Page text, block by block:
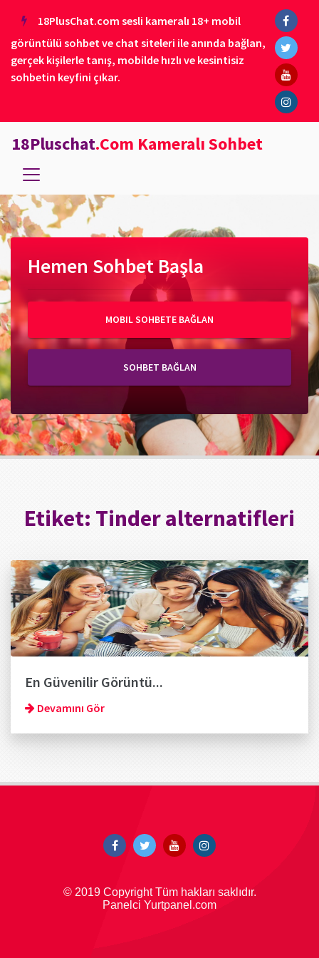
18PlusChat.com sesli kameralı 18+ mobil
görüntülü sohbet ve chat siteleri ile anında bağlan,
gerçek kişilerle tanış, mobilde hızlı ve kesintisiz
sohbetin keyfini çıkar.
18Pluschat.Com Kameralı Sohbet
Hemen Sohbet Başla
MOBIL SOHBETE BAĞLAN
SOHBET BAĞLAN
Etiket: Tinder alternatifleri
En Güvenilir Görüntü...
Devamını Gör
© 2019 Copyright Tüm hakları saklıdır.
Panelci Yurtpanel.com